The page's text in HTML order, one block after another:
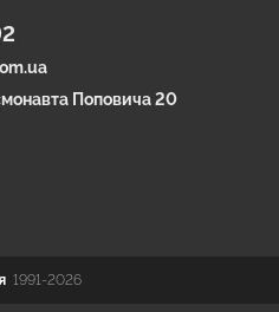
Поповича 20
1991-2026